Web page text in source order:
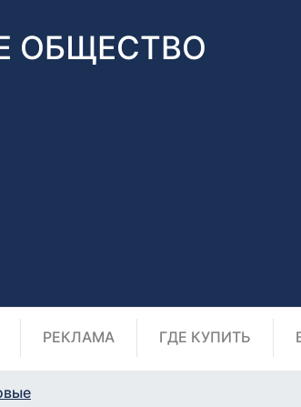
ОБЩЕСТВО
РЕКЛАМА ГДЕ КУПИТЬ